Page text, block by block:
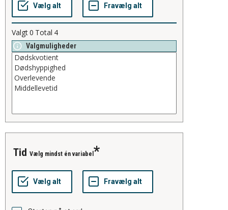
Valgt0 Total 4
Valgmuligheder
tid Vælg mindst én variabel